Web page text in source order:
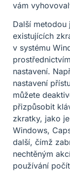
vám
Další metodou
existujících
v systému
prostřednictvím
nastavení.
nastavení
můžete
přizpůsobit
zkratky, jako
Windows,
další, čímž
nechtěným
používání